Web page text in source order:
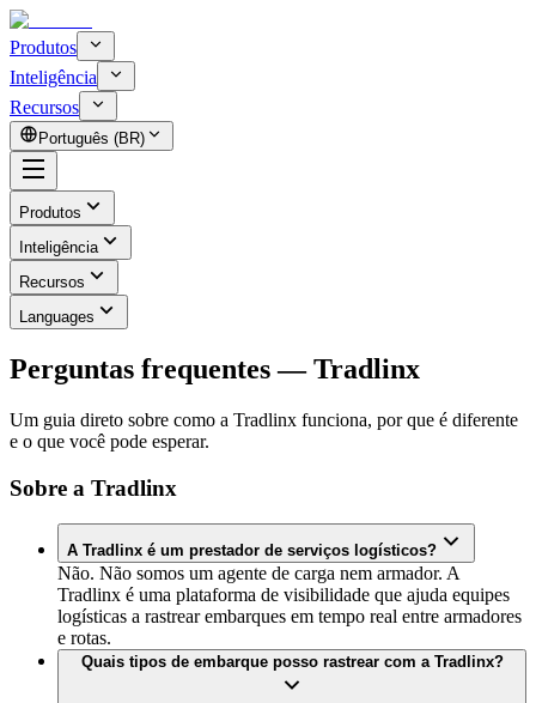
Produtos
Inteligência
Recursos
Português (BR)
Produtos
Inteligência
Recursos
Languages
Perguntas frequentes — Tradlinx
Um guia direto sobre como a Tradlinx funciona, por que é diferente
e o que você pode esperar.
Sobre a Tradlinx
A Tradlinx é um prestador de serviços logísticos?
Não. Não somos um agente de carga nem armador. A
Tradlinx é uma plataforma de visibilidade que ajuda equipes
logísticas a rastrear embarques em tempo real entre armadores
e rotas.
Quais tipos de embarque posso rastrear com a Tradlinx?